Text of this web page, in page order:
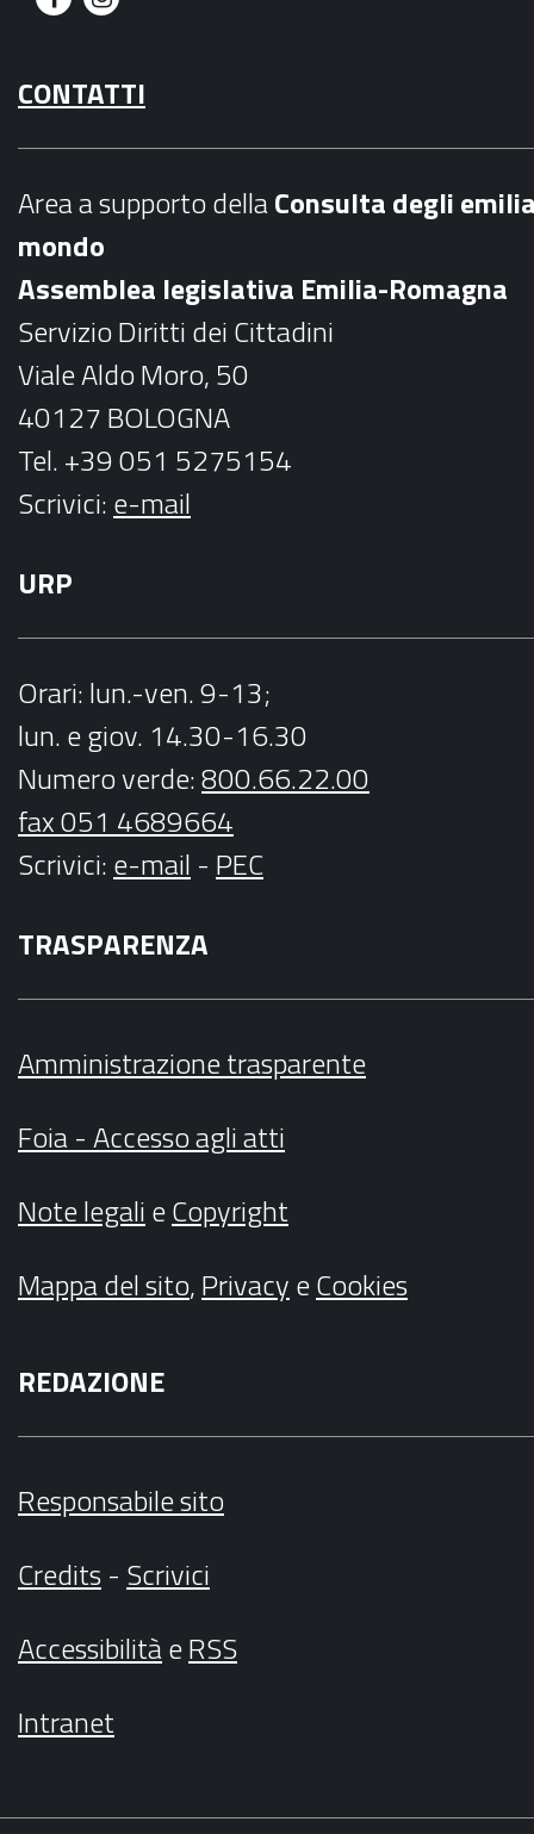
F
c
e
k
I
s
t
a
m
CONTATTI
Area a supporto dellaConsulta degli
mondo
Assemblea legislativa Emilia-Romagna
Servizio Diritti dei Cittadini
Viale Aldo Moro, 50
40127 BOLOGNA
Tel. +39 051 5275154
Scrivici:e-mail
URP
Orari: lun.-ven. 9-13;
lun. e giov. 14.30-16.30
Numero verde:800.66.22.00
fax 051 4689664
Scrivici:e-mail - PEC
TRASPARENZA
Amministrazione trasparente
Foia - Accesso agli atti
Note legalieCopyright
Mappa del sito,PrivacyeCookies
REDAZIONE
Responsabile sito
Credits- Scrivici
AccessibilitàeRSS
Intranet